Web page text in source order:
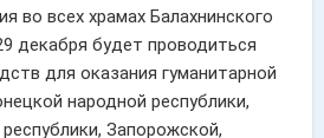
во всех храмах Балахнинского
декабря будет проводиться
для оказания гуманитарной
народной республики,
Запорожской,